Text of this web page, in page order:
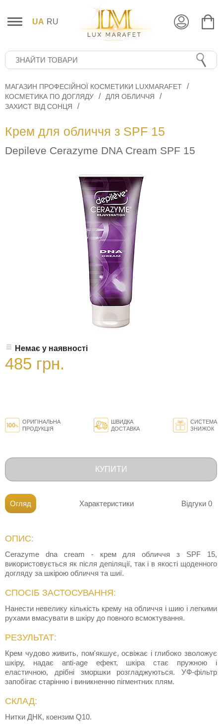
UA RU
МАГАЗИН ПРОФЕСІЙНОЇ КОСМЕТИКИ LUXMARAFET
КОСМЕТИКА ПО ДОГЛЯДУ
ДЛЯ ОБЛИЧЧЯ
ЗАХИСТ ВІД СОНЦЯ
Крем для обличчя з SPF 15
Depileve Cerazyme DNA Cream SPF 15
Немає у наявності
485 грн.
ОРИГІНАЛЬНА
ПРОДУКЦІЯ
ШВИДКА
ДОСТАВКА
СИСТЕМА
ЗНИЖОК
КУПИТИ
Огляд Характеристики Відгуки 0
ОПИС:
Cerazyme dna cream - крем для обличчя з SPF 15,
використовується як після депіляції, так і в якості щоденного
догляду за шкірою обличчя та шиї.
СПОСІБ ЗАСТОСУВАННЯ:
Нанести невелику кількість крему на обличчя і шию і легкими
рухами вмасувати в шкіру до повного всмоктування.
РЕЗУЛЬТАТ:
Крем чудово живить, пом'якшує, освіжає і глибоко зволожує
шкіру, надає anti-age ефект, шкіра стає пружною і
еластичною, дрібні зморшки розгладжуються. УФ-фільтр
запобігає старінню і виникненню пігментних плям.
СКЛАД:
Нитки ДНК, коензим Q10.